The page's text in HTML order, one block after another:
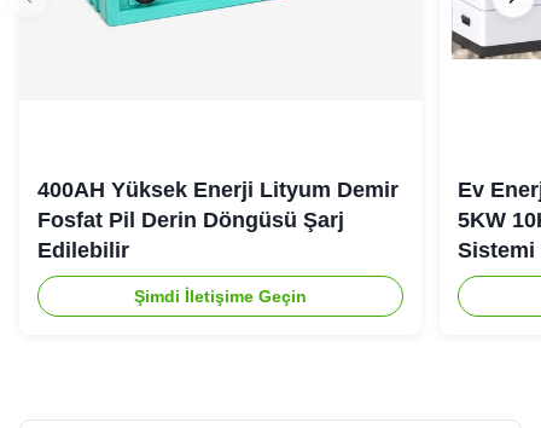
400AH Yüksek Enerji Lityum Demir
Fosfat Pil Derin Döngüsü Şarj
Edilebilir
Şimdi İletişime Geçin
Ev
5KW
Sistemi